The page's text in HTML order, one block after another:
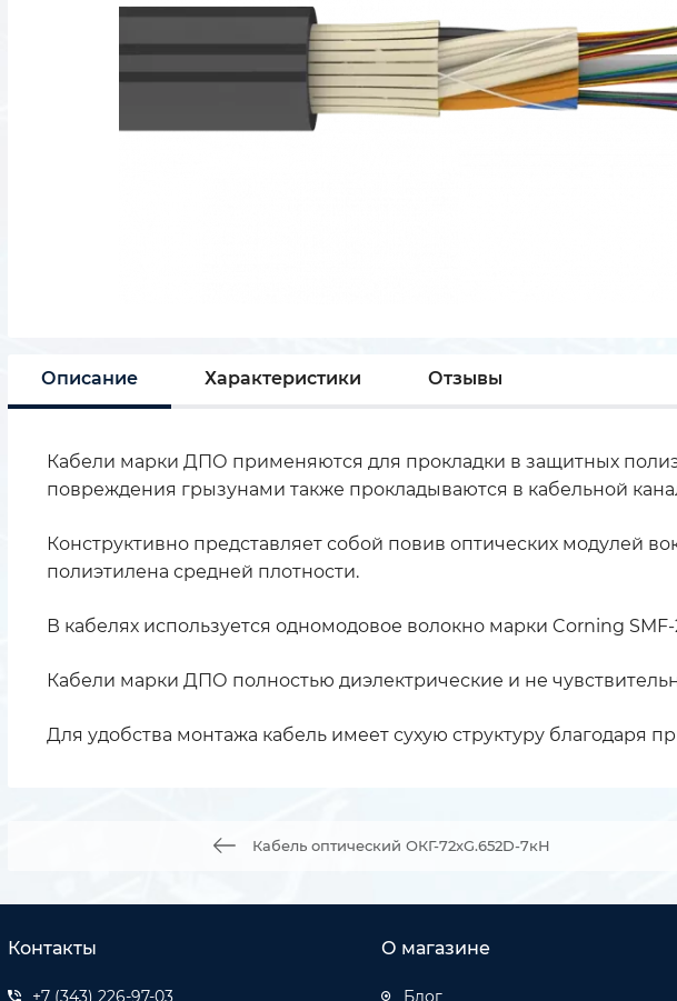
Описание Характеристики Отзывы
Кабели марки ДПО применяются для прокладки в защитных
повреждения грызунами также прокладываются в кабельной
Конструктивно представляет собой повив оптических модулей
полиэтилена средней плотности.
В кабелях используется одномодовое волокно марки Corning
Кабели марки ДПО полностью диэлектрические и не
Для удобства монтажа кабель имеет сухую структуру
Кабель оптический ОКГ-72хG.652D-7кН
Контакты
+7 (343) 226-97-03
О магазине
Блог